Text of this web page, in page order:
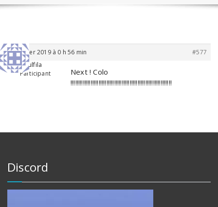
8 janvier 2019 à 0 h 56 min
#577
Wulfila
Participant
Next ! Colo
!!!!!!!!!!!!!!!!!!!!!!!!!!!!!!!!!!!!!!!!!!!!!!!!!!!!!!!!!!!!!!!!!
Discord